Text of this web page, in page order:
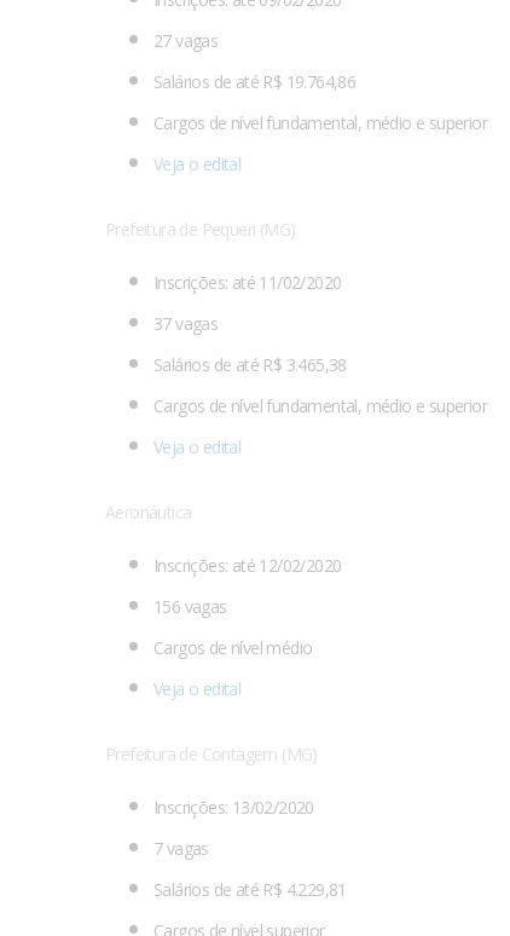
27 vagas
Salários de até R$ 19.764,86
Cargos de nível fundamental, médio e superior
Veja o edital
Prefeitura de Pequeri (MG)
Inscrições: até 11/02/2020
37 vagas
Salários de até R$ 3.465,38
Cargos de nível fundamental, médio e superior
Veja o edital
Aeronáutica
Inscrições: até 12/02/2020
156 vagas
Cargos de nível médio
Veja o edital
Prefeitura de Contagem (MG)
Inscrições: 13/02/2020
7 vagas
Salários de até R$ 4.229,81
Cargos de nível superior